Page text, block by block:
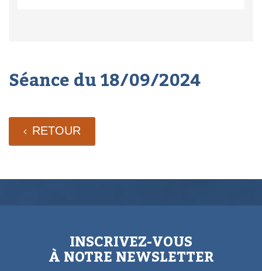
Séance du 18/09/2024
RETOUR
INSCRIVEZ-VOUS
À NOTRE NEWSLETTER